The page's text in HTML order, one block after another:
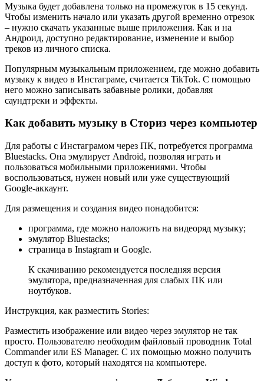
Музыка будет добавлена только на промежуток в 15 секунд.
Чтобы изменить начало или указать другой временно отрезок
– нужно скачать указанные выше приложения. Как и на
Андроид, доступно редактирование, изменение и выбор
треков из личного списка.
Популярным музыкальным приложением, где можно добавить
музыку к видео в Инстаграме, считается TikTok. С помощью
него можно записывать забавные ролики, добавляя
саундтреки и эффекты.
Как добавить музыку в Сториз через компьютер
Для работы с Инстаграмом через ПК, потребуется программа
Bluestacks. Она эмулирует Android, позволяя играть и
пользоваться мобильными приложениями. Чтобы
воспользоваться, нужен новый или уже существующий
Google-аккаунт.
Для размещения и создания видео понадобится:
программа, где можно наложить на видеоряд музыку;
эмулятор Bluestacks;
страница в Instagram и Google.
К скачиванию рекомендуется последняя версия
эмулятора, предназначенная для слабых ПК или
ноутбуков.
Инструкция, как разместить Stories:
Разместить изображение или видео через эмулятор не так
просто. Пользователю необходим файловый проводник Total
Commander или ES Manager. С их помощью можно получить
доступ к фото, который находятся на компьютере.